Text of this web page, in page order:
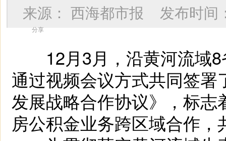
来源： 西海都市报 发布时间
分享
12月3月，沿黄河流域8
通过视频会议方式共同签
发展战略合作协议》，标
房公积金业务跨区域合作